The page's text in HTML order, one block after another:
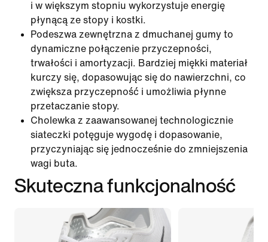
i w większym stopniu wykorzystuje energię
płynącą ze stopy i kostki.
Podeszwa zewnętrzna z dmuchanej gumy to
dynamiczne połączenie przyczepności,
trwałości i amortyzacji. Bardziej miękki materiał
kurczy się, dopasowując się do nawierzchni, co
zwiększa przyczepność i umożliwia płynne
przetaczanie stopy.
Cholewka z zaawansowanej technologicznie
siateczki potęguje wygodę i dopasowanie,
przyczyniając się jednocześnie do zmniejszenia
wagi buta.
Skuteczna funkcjonalność